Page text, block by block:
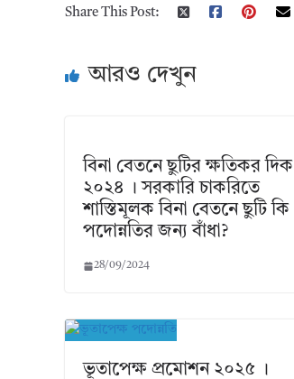
Share This Post:
আরও দেখুন
বিনা বেতনে ছুটির ক্ষতিকর দিক
২০২৪ । সরকারি চাকরিতে
শাস্তিমূলক বিনা বেতনে ছুটি কি
পদোন্নতির জন্য বাঁধা?
28/09/2024
ভূতাপেক্ষ প্রমোশন ২০২৫ ।